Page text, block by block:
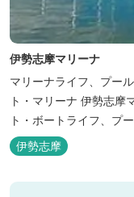
伊勢志摩マリーナ
マリーナライフ、プー
ト・マリーナ 伊勢志摩
ト・ボートライフ、プ
ト・マリーナの管理・
伊勢志摩